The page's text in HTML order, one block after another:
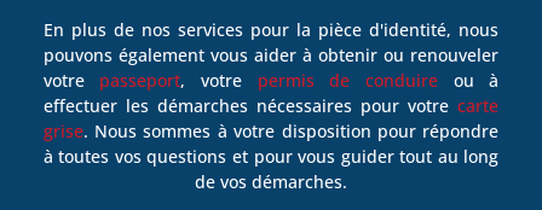
En plus de nos services pour la pièce d'identité, nous
pouvons également vous aider à obtenir ou renouveler
votre passeport, votre permis de conduireou à
effectuer les démarches nécessaires pour votrecarte
grise. Nous sommes à votre disposition pour répondre
à toutes vos questions et pour vous guider tout au long
de vos démarches.